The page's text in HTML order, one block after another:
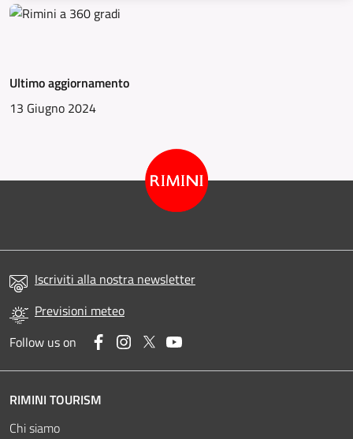
Ultimo aggiornamento
13 Giugno 2024
Iscriviti alla nostra newsletter
Previsioni meteo
Follow us on
FacebookInstagram
Twitter
RIMINI TOURISM
Chi siamo